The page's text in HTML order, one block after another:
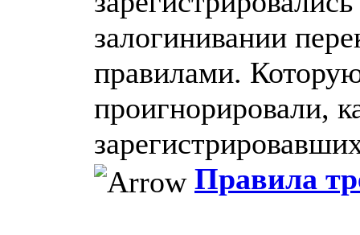
залогинивании
правилами.
проигнорировали,
Правила